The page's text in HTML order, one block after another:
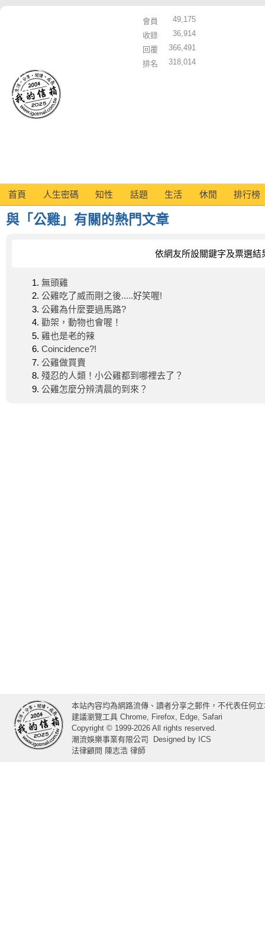
會員
49,175
收錄
36,914
回覆
366,491
排名
318,014
首頁 人生密碼 知性 話題 生活 休閒 排行榜
與「公雞」有關的熱門文章
依網友所設關鍵字及票選結
無頭雞
公雞吃了威而剛之後.....好笑喔!
公雞為什麼要過馬路?
勸架，動物也會喔！
雞也是老的辣
Coincidence?!
公雞做買賣
殘忍的人類！小公雞都到哪裡去了？
公雞怎麼分辨清晨的到來？
本站內容均為網路流傳、讀者分享之郵件，不代表任何
建議瀏覽工具 Chrome, Firefox, Edge, Safari
Copyright © 1999-2026 All rights reserved.
潮流娛樂事業有限公司
Designed by ICS
法律顧問 陳志浩 律師